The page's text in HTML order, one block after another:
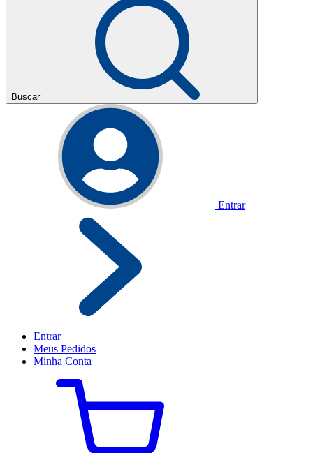
Buscar
Entrar
Entrar
Meus Pedidos
Minha Conta